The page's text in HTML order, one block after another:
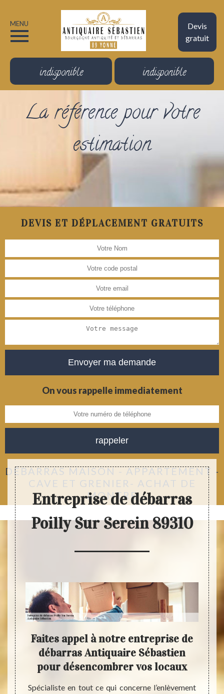
Devis
gratuit
MENU
indisponible indisponible
La référence pour votre
estimation
DEVIS ET DÉPLACEMENT GRATUITS
On vous rappelle immediatement
DÉBARRAS MAISON - APPARTEMENT -
CAVE ET GRENIER- ACHAT DE
MONTRE
Entreprise de débarras
Poilly Sur Serein 89310
Faites appel à notre entreprise de
débarras Antiquaire Sébastien
pour désencombrer vos locaux
Spécialiste en tout ce qui concerne l’enlèvement
Des